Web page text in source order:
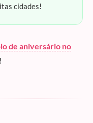
cidades!
de aniversário no